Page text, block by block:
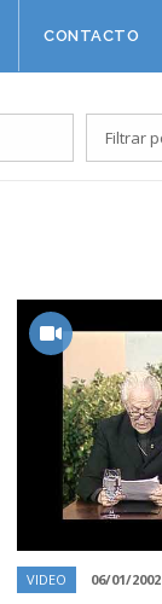
CONTACTO
VIDEO 06/01/2002